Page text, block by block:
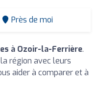
Près de moi
à Ozoir-la-Ferrière.
région avec leurs
aider à comparer et à